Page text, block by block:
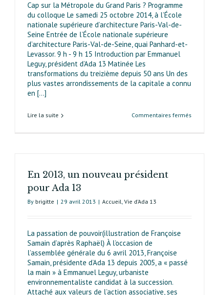
Cap sur la Métropole du Grand Paris ? Programme
du colloque Le samedi 25 octobre 2014, à l’École
nationale supérieure d’architecture Paris-Val-de-
Seine Entrée de l’École nationale supérieure
d’architecture Paris-Val-de-Seine, quai Panhard-et-
Levassor. 9 h - 9 h 15 Introduction par Emmanuel
Leguy, président d’Ada 13 Matinée Les
transformations du treizième depuis 50 ans Un des
plus vastes arrondissements de la capitale a connu
en [...]
Lire la suite Commentaires fermés
En 2013, un nouveau président
pour Ada 13
By brigitte | 29 avril 2013 | Accueil, Vie d’Ada 13
La passation de pouvoir(illustration de Françoise
Samain d’après Raphaël) À l’occasion de
l’assemblée générale du 6 avril 2013, Françoise
Samain, présidente d’Ada 13 depuis 2005, a « passé
la main » à Emmanuel Leguy, urbaniste
environnementaliste candidat à la succession.
Attaché aux valeurs de l’action associative, ses